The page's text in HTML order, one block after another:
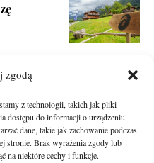
zgodą
z technologii, takich jak pliki
dostępu do informacji o urządzeniu.
dane, takie jak zachowanie podczas
stronie. Brak wyrażenia zgody lub
na niektóre cechy i funkcje.